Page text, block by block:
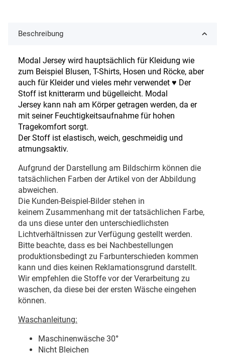
Beschreibung
Modal Jersey wird hauptsächlich für Kleidung wie
zum Beispiel Blusen, T-Shirts, Hosen und Röcke, aber
auch für Kleider und vieles mehr verwendet ♥ Der
Stoff ist knitterarm und bügelleicht. Modal
Jersey kann nah am Körper getragen werden, da er
mit seiner Feuchtigkeitsaufnahme für hohen
Tragekomfort sorgt.
Der Stoff ist elastisch, weich, geschmeidig und
atmungsaktiv.
Aufgrund der Darstellung am Bildschirm können die
tatsächlichen Farben der Artikel von der Abbildung
abweichen.
Die Kunden-Beispiel-Bilder stehen in
keinem Zusammenhang mit der tatsächlichen Farbe,
da uns diese unter den unterschiedlichsten
Lichtverhältnissen zur Verfügung gestellt werden.
Bitte beachte, dass es bei Nachbestellungen
produktionsbedingt zu Farbunterschieden kommen
kann und dies keinen Reklamationsgrund darstellt.
Wir empfehlen die Stoffe vor der Verarbeitung zu
waschen, da diese bei der ersten Wäsche eingehen
können.
Waschanleitung:
Maschinenwäsche 30°
Nicht Bleichen